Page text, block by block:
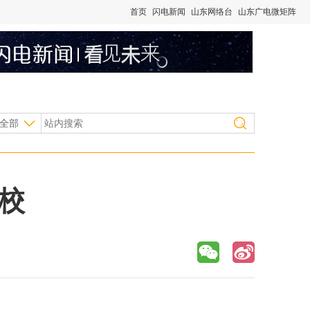
首页 闪电新闻 山东网络台 山东广电微矩阵
部